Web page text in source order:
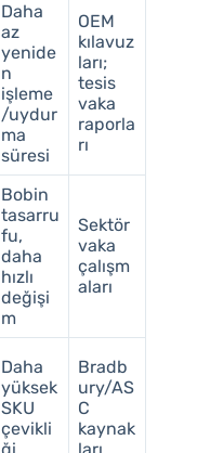
Daha
az
yenide
n
işleme
/uydur
ma
süresi
OEM
kılavuz
ları;
tesis
vaka
raporla
rı
Bobin
tasarru
fu,
daha
hızlı
değişi
m
Sektör
vaka
çalışm
aları
Daha
yüksek
SKU
çevikli
Bradb
ury/AS
C
kaynak